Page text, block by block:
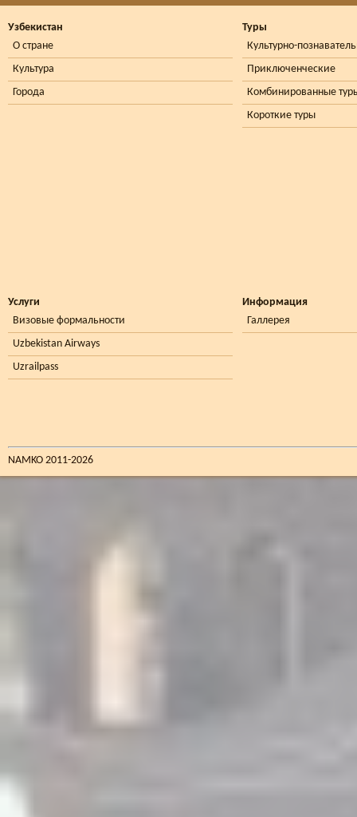
Узбекистан
О стране
Культура
Города
Туры
Культурно-
Приключенческие
Комбинированные
Короткие туры
Услуги
Визовые формальности
Uzbekistan Airways
Uzrailpass
Информация
Галлерея
NAMKO 2011-2026